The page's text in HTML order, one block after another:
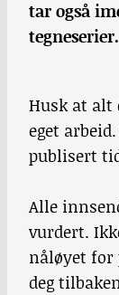
tar også
tegneserier.
Husk at
eget
publisert
Alle
vurdert.
nåløyet
deg